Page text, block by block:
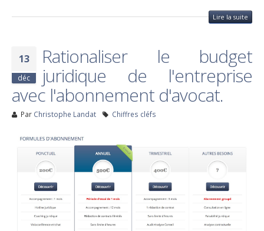
Lire la suite
13
déc
Rationaliser le budget
juridique de l'entreprise
avec l'abonnement d'avocat.
Par Christophe Landat Chiffres cléfs